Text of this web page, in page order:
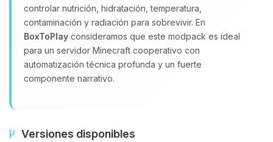
controlar nutrición, hidratación, temperatura,
contaminación y radiación para sobrevivir. En
BoxToPlay consideramos que este modpack es ideal
para un servidor Minecraft cooperativo con
automatización técnica profunda y un fuerte
componente narrativo.
Versiones disponibles